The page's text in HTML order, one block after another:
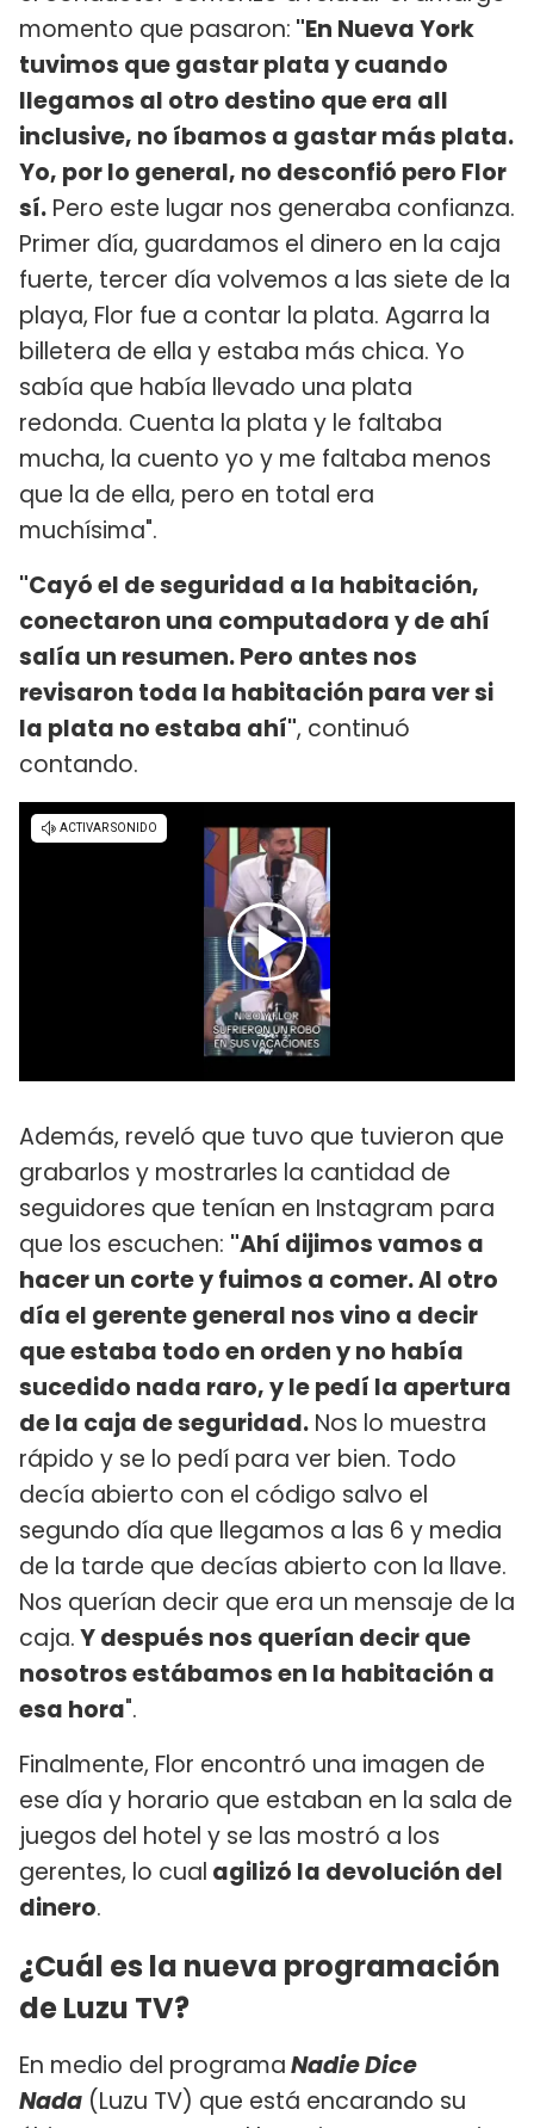
momento que pasaron: "En Nueva York
tuvimos que gastar plata y cuando
llegamos al otro destino que era all
inclusive, no íbamos a gastar más plata.
Yo, por lo general, no desconfió pero Flor
sí. Pero este lugar nos generaba confianza.
Primer día, guardamos el dinero en la caja
fuerte, tercer día volvemos a las siete de la
playa, Flor fue a contar la plata. Agarra la
billetera de ella y estaba más chica. Yo
sabía que había llevado una plata
redonda. Cuenta la plata y le faltaba
mucha, la cuento yo y me faltaba menos
que la de ella, pero en total era
muchísima".
"Cayó el de seguridad a la habitación,
conectaron una computadora y de ahí
salía un resumen. Pero antes nos
revisaron toda la habitación para ver si
la plata no estaba ahí", continuó
contando.
Además, reveló que tuvo que tuvieron que
grabarlos y mostrarles la cantidad de
seguidores que tenían en Instagram para
que los escuchen: "Ahí dijimos vamos a
hacer un corte y fuimos a comer. Al otro
día el gerente general nos vino a decir
que estaba todo en orden y no había
sucedido nada raro, y le pedí la apertura
de la caja de seguridad. Nos lo muestra
rápido y se lo pedí para ver bien. Todo
decía abierto con el código salvo el
segundo día que llegamos a las 6 y media
de la tarde que decías abierto con la llave.
Nos querían decir que era un mensaje de la
caja.Y después nos querían decir que
nosotros estábamos en la habitación a
esa hora".
Finalmente, Flor encontró una imagen de
ese día y horario que estaban en la sala de
juegos del hotel y se las mostró a los
gerentes, lo cual agilizó la devolución del
dinero.
¿Cuál es la nueva programación
de Luzu TV?
En medio del programaNadie Dice
Nada (Luzu TV) que está encarando su